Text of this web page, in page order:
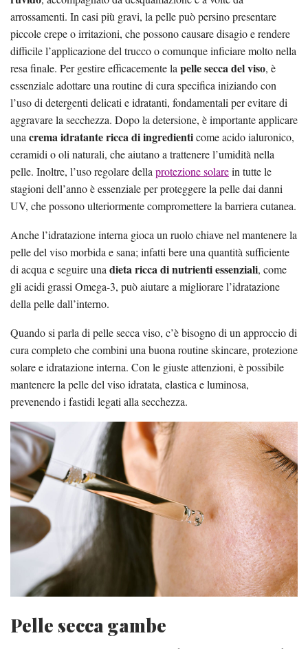
arrossamenti. In casi più gravi, la pelle può persino presentare
piccole crepe o irritazioni, che possono causare disagio e rendere
difficile l’applicazione del trucco o comunque inficiare molto nella
resa finale. Per gestire efficacemente la pelle secca del viso, è
essenziale adottare una routine di cura specifica iniziando con
l’uso di detergenti delicati e idratanti, fondamentali per evitare di
aggravare la secchezza. Dopo la detersione, è importante applicare
una crema idratante ricca di ingredienticome acido ialuronico,
ceramidi o oli naturali, che aiutano a trattenere l’umidità nella
pelle. Inoltre, l’uso regolare della protezione solarein tutte le
stagioni dell’anno è essenziale per proteggere la pelle dai danni
UV, che possono ulteriormente compromettere la barriera cutanea.
Anche l’idratazione interna gioca un ruolo chiave nel mantenere la
pelle del viso morbida e sana; infatti bere una quantità sufficiente
di acqua e seguire una dieta ricca di nutrienti essenziali, come
gli acidi grassi Omega-3, può aiutare a migliorare l’idratazione
della pelle dall’interno.
Quando si parla di pelle secca viso, c’è bisogno di un approccio di
cura completo che combini una buona routine skincare, protezione
solare e idratazione interna. Con le giuste attenzioni, è possibile
mantenere la pelle del viso idratata, elastica e luminosa,
prevenendo i fastidi legati alla secchezza.
Pelle secca gambe